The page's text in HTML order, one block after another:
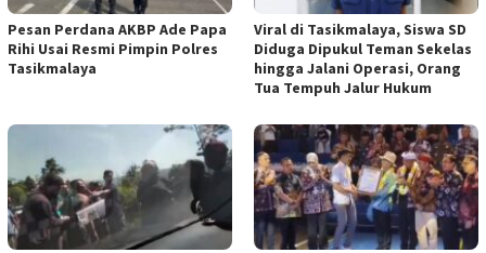
Pesan Perdana AKBP Ade Papa
Rihi Usai Resmi Pimpin Polres
Tasikmalaya
Viral di Tasikmalaya, Siswa SD
Diduga Dipukul Teman Sekelas
hingga Jalani Operasi, Orang
Tua Tempuh Jalur Hukum